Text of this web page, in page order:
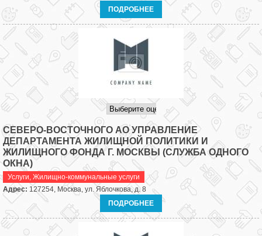
ПОДРОБНЕЕ
СЕВЕРО-ВОСТОЧНОГО АО УПРАВЛЕНИЕ
ДЕПАРТАМЕНТА ЖИЛИЩНОЙ ПОЛИТИКИ И
ЖИЛИЩНОГО ФОНДА Г. МОСКВЫ (СЛУЖБА ОДНОГО
ОКНА)
Услуги, Жилищно-коммунальные услуги
Адрес: 127254, Москва, ул. Яблочкова, д. 8
ПОДРОБНЕЕ